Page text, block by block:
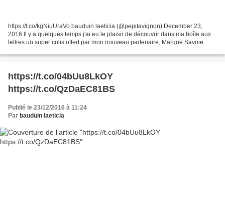
https://t.co/kgNiuUraVo bauduin laeticia (@pepitavignon) December 23,
2016 Il y a quelques temps j'ai eu le plaisir de découvrir dans ma boîte aux
lettres un super colis offert par mon nouveau partenaire, Marque Savoie.
https://t.co/04bUu8LkOY
https://t.co/QzDaEC81BS
Publié le 23/12/2016 à 11:24
Par bauduin laeticia